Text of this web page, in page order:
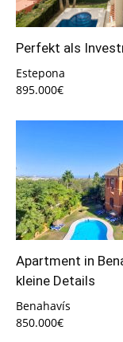
Perfekt als
Estepona
895.000€
Apartment in
kleine Details
Benahavís
850.000€